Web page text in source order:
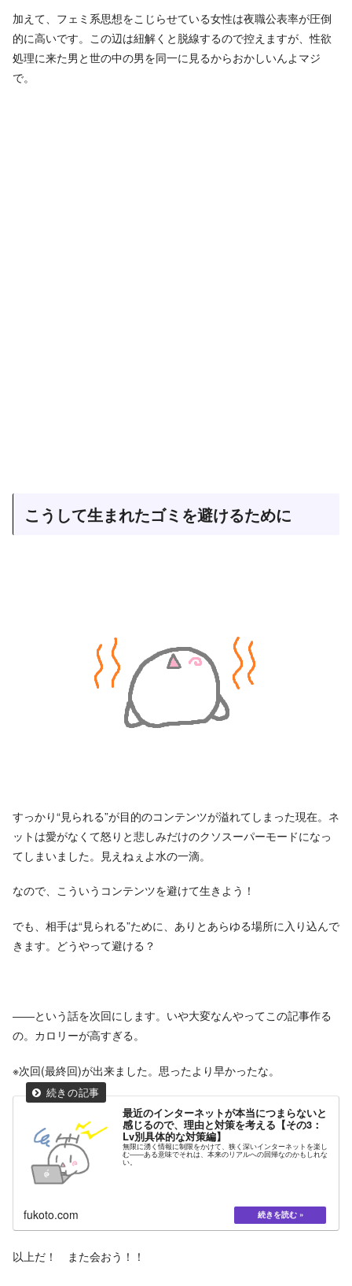
加えて、フェミ系思想をこじらせている女性は夜職公表率が圧倒
的に高いです。この辺は紐解くと脱線するので控えますが、性欲
処理に来た男と世の中の男を同一に見るからおかしいんよマジ
で。
こうして生まれたゴミを避けるために
すっかり“見られる”が目的のコンテンツが溢れてしまった現在。ネ
ットは愛がなくて怒りと悲しみだけのクソスーパーモードになっ
てしまいました。見えねぇよ水の一滴。
なので、こういうコンテンツを避けて生きよう！
でも、相手は“見られる”ために、ありとあらゆる場所に入り込んで
きます。どうやって避ける？
――という話を次回にします。いや大変なんやってこの記事作る
の。カロリーが高すぎる。
※次回(最終回)が出来ました。思ったより早かったな。
最近のインターネットが本当につまらないと
感じるので、理由と対策を考える【その3：
Lv別具体的な対策編】
無限に湧く情報に制限をかけて、狭く深いインターネットを楽し
む――ある意味でそれは、本来のリアルへの回帰なのかもしれな
い。
fukoto.com
以上だ！ また会おう！！